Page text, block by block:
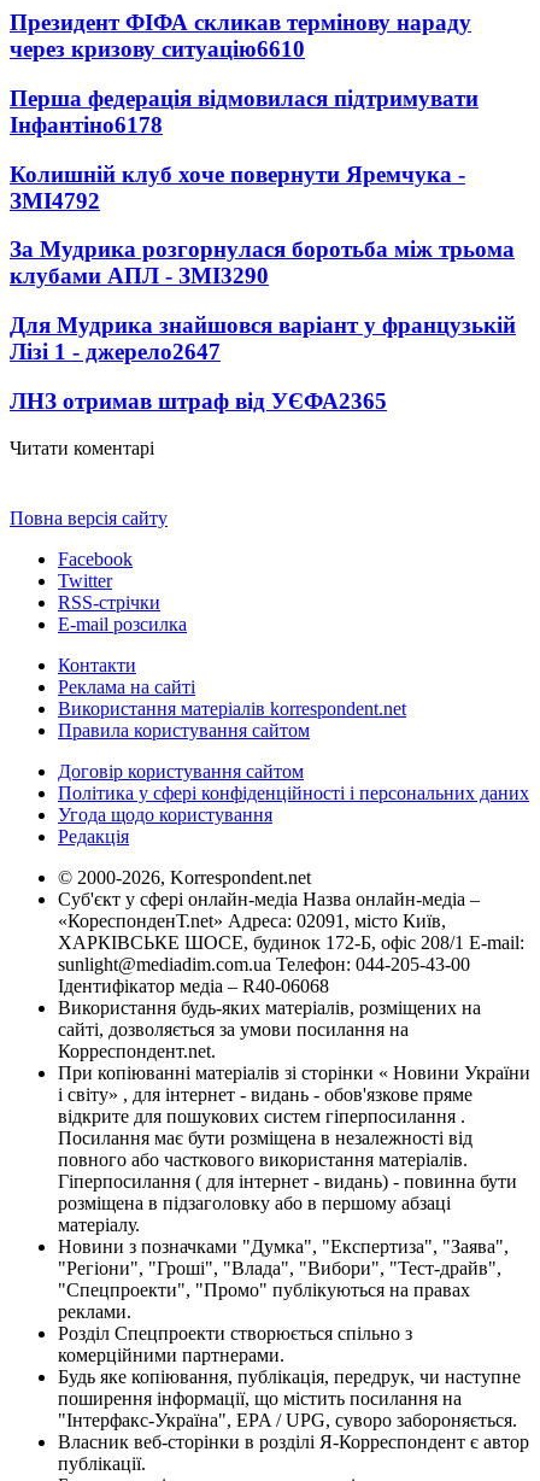
Президент ФІФА скликав термінову нараду
через кризову ситуацію6610
Перша федерація відмовилася підтримувати
Інфантіно6178
Колишній клуб хоче повернути Яремчука -
ЗМІ4792
За Мудрика розгорнулася боротьба між трьома
клубами АПЛ - ЗМІ3290
Для Мудрика знайшовся варіант у французькій
Лізі 1 - джерело2647
ЛНЗ отримав штраф від УЄФА2365
Читати коментарі
Повна версія сайту
Facebook
Twitter
RSS-стрічки
E-mail розсилка
Контакти
Реклама на сайті
Використання матеріалів korrespondent.net
Правила користування сайтом
Договір користування сайтом
Політика у сфері конфіденційності і персональних даних
Угода щодо користування
Редакція
© 2000-2026, Korrespondent.net
Суб'єкт у сфері онлайн-медіа Назва онлайн-медіа –
«КореспонденТ.net» Адреса: 02091, місто Київ,
ХАРКІВСЬКЕ ШОСЕ, будинок 172-Б, офіс 208/1 E-mail:
sunlight@mediadim.com.ua Телефон: 044-205-43-00
Ідентифікатор медіа – R40-06068
Використання будь-яких матеріалів, розміщених на
сайті, дозволяється за умови посилання на
Корреспондент.net.
При копіюванні матеріалів зі сторінки « Новини України
і світу» , для інтернет - видань - обов'язкове пряме
відкрите для пошукових систем гіперпосилання .
Посилання має бути розміщена в незалежності від
повного або часткового використання матеріалів.
Гіперпосилання ( для інтернет - видань) - повинна бути
розміщена в підзаголовку або в першому абзаці
матеріалу.
Новини з позначками "Думка", "Експертиза", "Заява",
"Регіони", "Гроші", "Влада", "Вибори", "Тест-драйв",
"Спецпроекти", "Промо" публікуються на правах
реклами.
Розділ Спецпроекти створюється спільно з
комерційними партнерами.
Будь яке копіювання, публікація, передрук, чи наступне
поширення інформації, що містить посилання на
"Інтерфакс-Україна", EPA / UPG, суворо забороняється.
Власник веб-сторінки в розділі Я-Корреспондент є автор
публікації.